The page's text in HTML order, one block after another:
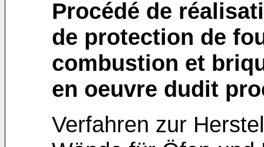
Procédé de
de protection de
combustion et
en oeuvre dudit
Verfahren zur